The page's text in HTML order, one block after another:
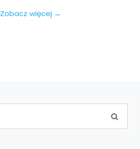
Zobacz więcej →